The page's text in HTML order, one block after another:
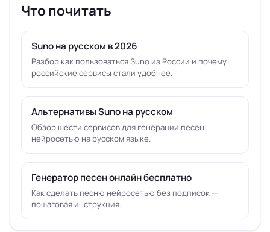
Что почитать
Suno на русском в 2026
Разбор как пользоваться Suno из России и почему
российские сервисы стали удобнее.
Альтернативы Suno на русском
Обзор шести сервисов для генерации песен
нейросетью на русском языке.
Генератор песен онлайн бесплатно
Как сделать песню нейросетью без подписок —
пошаговая инструкция.